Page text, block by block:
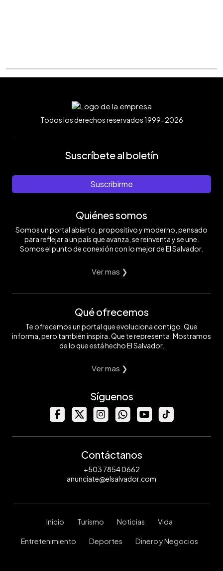
Todos los derechos reservados 1999-2026
Suscríbete al boletín
Suscribirme
Quiénes somos
Somos un portal abierto, propositivo y moderno, pensado
para reflejar a un país que avanza, se reinventa y se une.
Somos el punto de conexión con lo mejor de El Salvador.
Ver mas ❯
Qué ofrecemos
Te ofrecemos un portal que evoluciona contigo. Que
informa, pero también inspira. Que te representa. Mostramos
de lo que está hecho El Salvador.
Ver mas ❯
Síguenos
Contáctanos
+503 7854 0662
anunciate@elsalvador.com
Inicio Turismo Noticias Vida
Entretenimiento Deportes Dinero y Negocios